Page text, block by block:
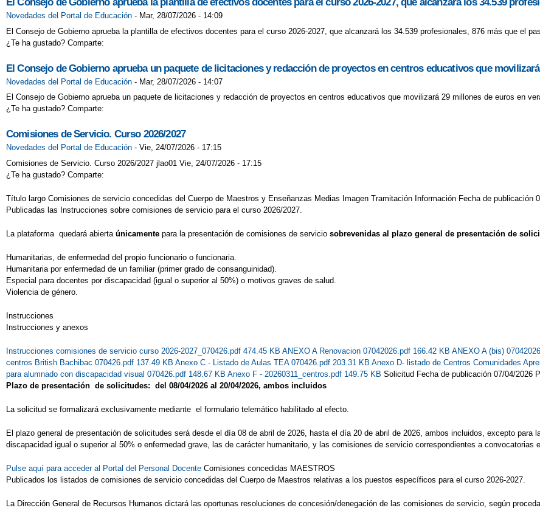
Novedades del Portal de Educación - Mar, 28/07/2026 - 14:09
El Consejo de Gobierno aprueba la plantilla de efectivos docentes para el curso 2026-2027, que alcanzará los 34.539 profesionales, 876 más que el
¿Te ha gustado? Comparte:
El Consejo de Gobierno aprueba un paquete de licitaciones y redacción de proyectos en centros educativos que
Novedades del Portal de Educación - Mar, 28/07/2026 - 14:07
El Consejo de Gobierno aprueba un paquete de licitaciones y redacción de proyectos en centros educativos que movilizará 29 millones de euros en
¿Te ha gustado? Comparte:
Comisiones de Servicio. Curso 2026/2027
Novedades del Portal de Educación - Vie, 24/07/2026 - 17:15
Comisiones de Servicio. Curso 2026/2027 jlao01 Vie, 24/07/2026 - 17:15
¿Te ha gustado? Comparte:
Título largo Comisiones de servicio concedidas del Cuerpo de Maestros y Enseñanzas Medias Imagen Tramitación Información Fecha de publicación
Publicadas las Instrucciones sobre comisiones de servicio para el curso 2026/2027.
La plataforma quedará abierta únicamente para la presentación de comisiones de servicio sobrevenidas al plazo general de presentación de
Humanitarias, de enfermedad del propio funcionario o funcionaria.
Humanitaria por enfermedad de un familiar (primer grado de consanguinidad).
Especial para docentes por discapacidad (igual o superior al 50%) o motivos graves de salud.
Violencia de género.
Instrucciones
Instrucciones y anexos
Instrucciones comisiones de servicio curso 2026-2027_070426.pdf 474.45 KB ANEXO A Renovacion 07042026.pdf 166.42 KB ANEXO A (bis)
centros British Bachibac 070426.pdf 137.49 KB Anexo C - Listado de Aulas TEA 070426.pdf 203.31 KB Anexo D- listado de Centros Comunidades
para alumnado con discapacidad visual 070426.pdf 148.67 KB Anexo F - 20260311_centros.pdf 149.75 KB Solicitud Fecha de publicación 07/04/2026
Plazo de presentación de solicitudes: del 08/04/2026 al 20/04/2026, ambos incluidos
La solicitud se formalizará exclusivamente mediante el formulario telemático habilitado al efecto.
El plazo general de presentación de solicitudes será desde el día 08 de abril de 2026, hasta el día 20 de abril de 2026, ambos incluidos, excepto
discapacidad igual o superior al 50% o enfermedad grave, las de carácter humanitario, y las comisiones de servicio correspondientes a convocatorias
Pulse aquí para acceder al Portal del Personal Docente Comisiones concedidas MAESTROS
Publicados los listados de comisiones de servicio concedidas del Cuerpo de Maestros relativas a los puestos específicos para el curso 2026-2027.
La Dirección General de Recursos Humanos dictará las oportunas resoluciones de concesión/denegación de las comisiones de servicio, según proceda.